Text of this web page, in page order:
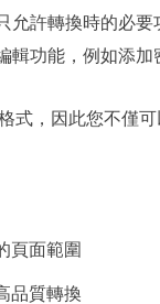
允許轉換時的必
輯功能，例如添加
式，因此您不僅
頁面範圍
品質轉換